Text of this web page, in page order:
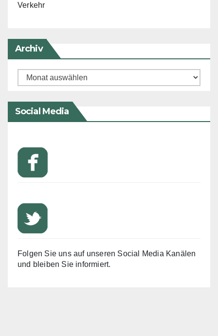
Verkehr
Archiv
Archiv
Social Media
Folgen Sie uns auf unseren Social Media Kanälen
und bleiben Sie informiert.